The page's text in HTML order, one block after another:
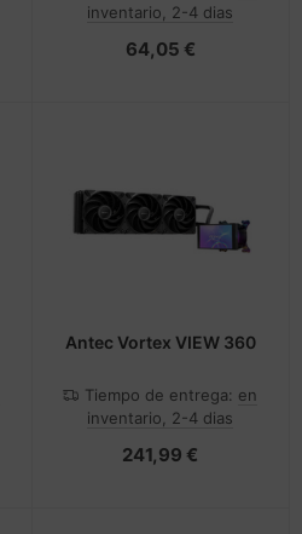
inventario, 2-4 dias
64,05 €
Antec Vortex VIEW 360
Tiempo de entrega: en
inventario, 2-4 dias
241,99 €